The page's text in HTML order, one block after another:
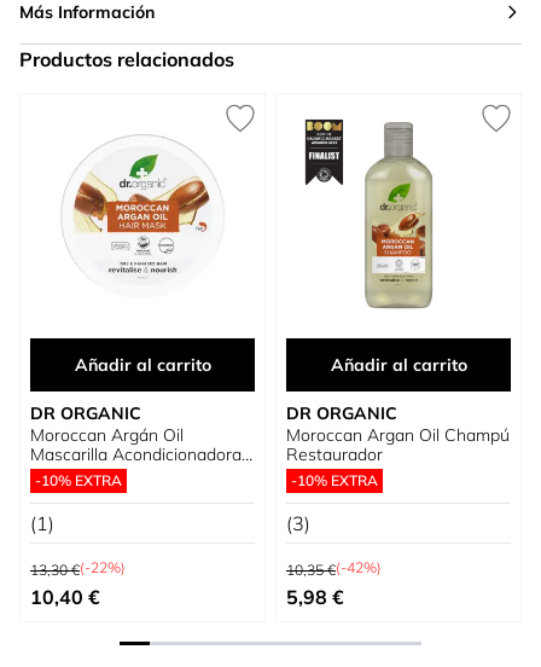
Más Información
Productos relacionados
Añadir al carrito
DR ORGANIC
Moroccan Argán Oil
Mascarilla Acondicionadora
Capilar
-10% EXTRA
(1)
Precio habitual
13,30 €(-22%)
Precio especial
10,40 €
Añadir al carrito
DR ORGANIC
Moroccan Argan Oil Champú
Restaurador
-10% EXTRA
(3)
Precio habitual
10,35 €(-42%)
Precio especial
5,98 €